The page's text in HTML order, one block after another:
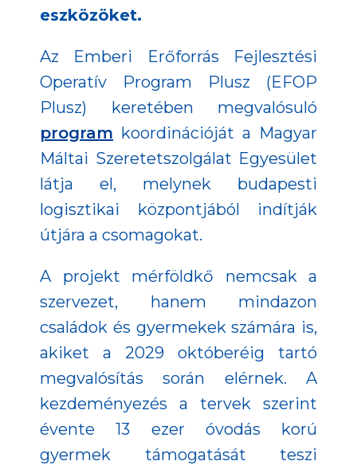
eszközöket.
Az Emberi Erőforrás Fejlesztési
Operatív Program Plusz (EFOP
Plusz) keretében megvalósuló
program koordinációját a Magyar
Máltai Szeretetszolgálat Egyesület
látja el, melynek budapesti
logisztikai központjából indítják
útjára a csomagokat.
A projekt mérföldkő nemcsak a
szervezet, hanem mindazon
családok és gyermekek számára is,
akiket a 2029 októberéig tartó
megvalósítás során elérnek. A
kezdeményezés a tervek szerint
évente 13 ezer óvodás korú
gyermek támogatását teszi